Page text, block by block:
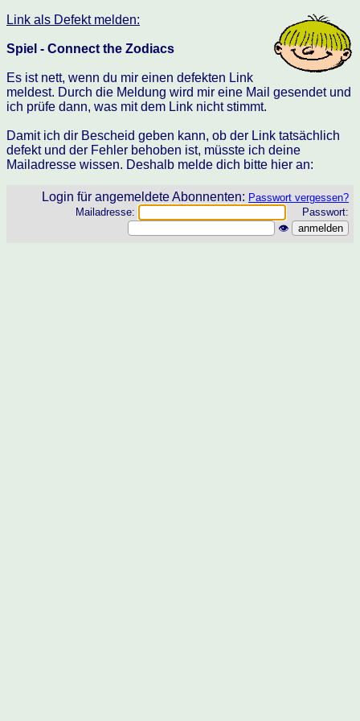
Link als Defekt melden:
Spiel - Connect the Zodiacs
Es ist nett, wenn du mir einen defekten Link
meldest. Durch die Meldung wird mir eine Mail gesendet und
ich prüfe dann, was mit dem Link nicht stimmt.
Damit ich dir Bescheid geben kann, ob der Link tatsächlich
defekt und der Fehler behoben ist, müsste ich deine
Mailadresse wissen. Deshalb melde dich bitte hier an:
Login für angemeldete Abonnenten: Passwort vergessen?
Mailadresse:
Passwort:
👁